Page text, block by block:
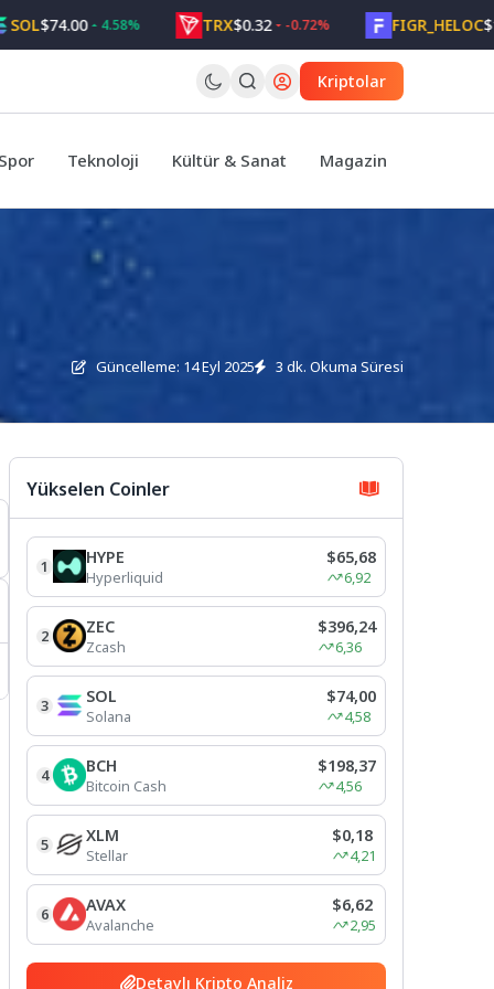
4.58% TRX$0.32 -0.72% FIGR_HELOC$1.05
Kriptolar
Teknoloji Kültür & Sanat Magazin
Güncelleme: 14 Eyl 2025 3 dk. Okuma Süresi
Yükselen Coinler
1 HYPE
Hyperliquid
$65,68
6,92
2 ZEC
Zcash
$396,24
6,36
3 SOL
Solana
$74,00
4,58
4 BCH
Bitcoin Cash
$198,37
4,56
5 XLM
Stellar
$0,18
4,21
6 AVAX
Avalanche
$6,62
2,95
Detaylı Kripto Analiz